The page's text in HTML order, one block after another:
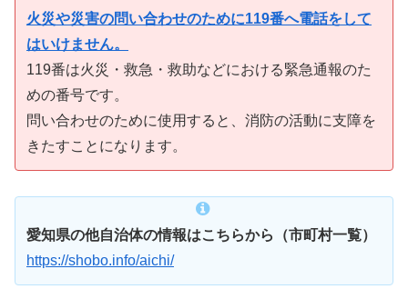
火災や災害の問い合わせのために119番へ電話をして
はいけません。
119番は火災・救急・救助などにおける緊急通報のた
めの番号です。
問い合わせのために使用すると、消防の活動に支障を
きたすことになります。
愛知県の他自治体の情報はこちらから（市町村一覧）
https://shobo.info/aichi/